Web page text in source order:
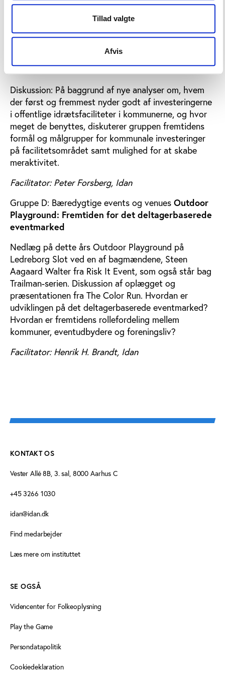
Tillad valgte
Afvis
om kommende arrangementer, Idrættens Innovatører
og dialog med netværkets medlemmer.
14.00-16.30 Temagruppemøder. Vælg mellem:
Gruppe A:Drift, ledelse og organisering af
idrætsfaciliteterHvem driver vi faciliteterne for?
Diskussion: På baggrund af nye analyser om, hvem
der først og fremmest nyder godt af investeringerne
i offentlige idrætsfaciliteter i kommunerne, og hvor
meget de benyttes, diskuterer gruppen fremtidens
formål og målgrupper for kommunale investeringer
på facilitetsområdet samt mulighed for at skabe
meraktivitet.
Facilitator: Peter Forsberg, Idan
Gruppe D: Bæredygtige events og venues Outdoor
Playground: Fremtiden for det deltagerbaserede
eventmarked
Nedlæg på dette års Outdoor Playground på
Ledreborg Slot ved en af bagmændene, Steen
Aagaard Walter fra Risk It Event, som også står bag
Trailman-serien. Diskussion af oplægget og
præsentationen fra The Color Run. Hvordan er
udviklingen på det deltagerbaserede eventmarked?
Hvordan er fremtidens rollefordeling mellem
kommuner, eventudbydere og foreningsliv?
Facilitator: Henrik H. Brandt, Idan
KONTAKT OS
Vester Allé 8B, 3. sal, 8000 Aarhus C
+45 3266 1030
idan@idan.dk
Find medarbejder
Læs mere om instituttet
SE OGSÅ
Videncenter for Folkeoplysning
Play the Game
Persondatapolitik
Cookiedeklaration